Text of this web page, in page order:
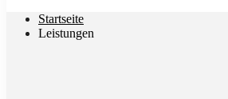
Startseite
Leistungen